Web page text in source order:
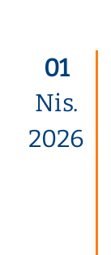
01
Nis.
2026